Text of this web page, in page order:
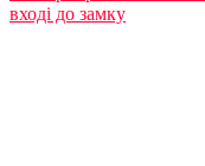
вході до замку